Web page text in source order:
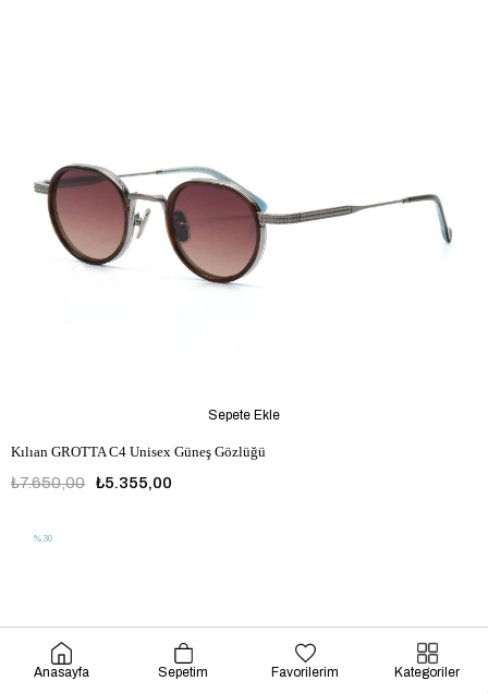
Kılıan GROTTA C4 Unisex Güneş Gözlüğü
₺5.355,00
₺7.650,00
Sepete Ekle
%30
Anasayfa Sepetim Favorilerim Kategoriler